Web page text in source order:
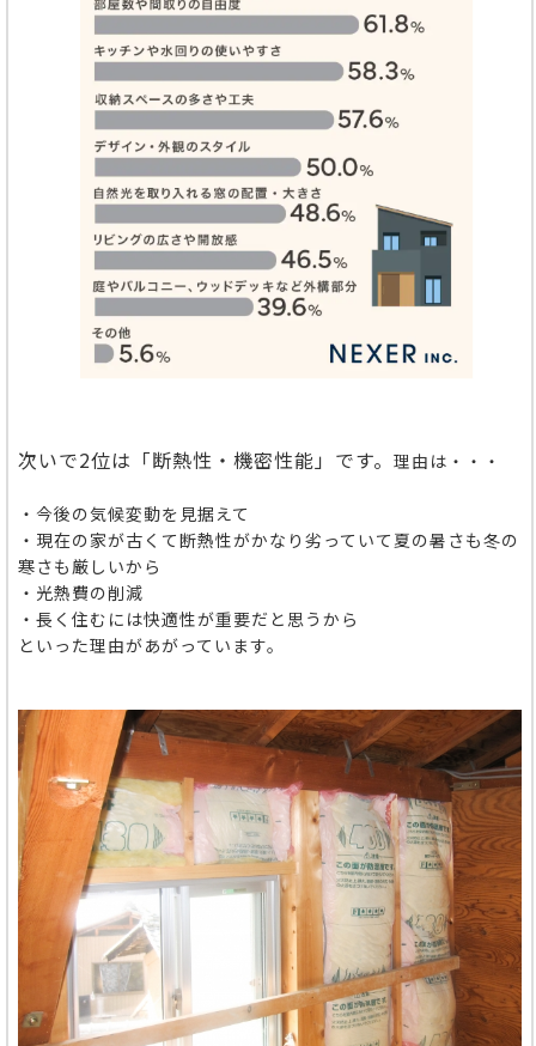
次いで2位は「断熱性・機密性能」です。 理由は・・・
・今後の気候変動を見据えて
・現在の家が古くて断熱性がかなり劣っていて夏の暑さも冬の
寒さも厳しいから
・光熱費の削減
・長く住むには快適性が重要だと思うから
といった理由があがっています。